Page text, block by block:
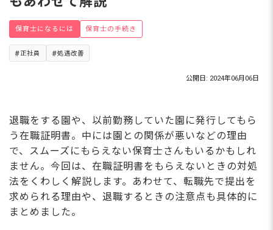
保育士になるには 保育士の手続き
正社員 処遇改善
公開日: 2024年06月06日
退職をする園や、以前勤務していた園に発行してもら
う在職証明書。中には園との関係が悪いなどの理由
で、スムーズにもらえない保育士さんもいるかもしれ
ません。今回は、在職証明書をもらえないときの対処
法をくわしく解説します。あわせて、転職先で提出を
求められる理由や、退職するときの注意点も具体的に
まとめました。